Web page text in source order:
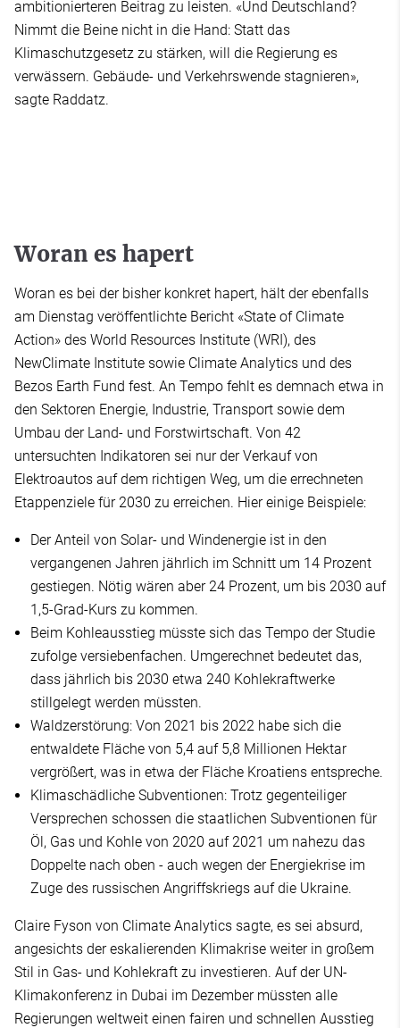
ambitionierteren Beitrag zu leisten. «Und Deutschland?
Nimmt die Beine nicht in die Hand: Statt das
Klimaschutzgesetz zu stärken, will die Regierung es
verwässern. Gebäude- und Verkehrswende stagnieren»,
sagte Raddatz.
Woran es hapert
Woran es bei der bisher konkret hapert, hält der ebenfalls
am Dienstag veröffentlichte Bericht «State of Climate
Action» des World Resources Institute (WRI), des
NewClimate Institute sowie Climate Analytics und des
Bezos Earth Fund fest. An Tempo fehlt es demnach etwa in
den Sektoren Energie, Industrie, Transport sowie dem
Umbau der Land- und Forstwirtschaft. Von 42
untersuchten Indikatoren sei nur der Verkauf von
Elektroautos auf dem richtigen Weg, um die errechneten
Etappenziele für 2030 zu erreichen. Hier einige Beispiele:
Der Anteil von Solar- und Windenergie ist in den
vergangenen Jahren jährlich im Schnitt um 14 Prozent
gestiegen. Nötig wären aber 24 Prozent, um bis 2030 auf
1,5-Grad-Kurs zu kommen.
Beim Kohleausstieg müsste sich das Tempo der Studie
zufolge versiebenfachen. Umgerechnet bedeutet das,
dass jährlich bis 2030 etwa 240 Kohlekraftwerke
stillgelegt werden müssten.
Waldzerstörung: Von 2021 bis 2022 habe sich die
entwaldete Fläche von 5,4 auf 5,8 Millionen Hektar
vergrößert, was in etwa der Fläche Kroatiens entspreche.
Klimaschädliche Subventionen: Trotz gegenteiliger
Versprechen schossen die staatlichen Subventionen für
Öl, Gas und Kohle von 2020 auf 2021 um nahezu das
Doppelte nach oben - auch wegen der Energiekrise im
Zuge des russischen Angriffskriegs auf die Ukraine.
Claire Fyson von Climate Analytics sagte, es sei absurd,
angesichts der eskalierenden Klimakrise weiter in großem
Stil in Gas- und Kohlekraft zu investieren. Auf der UN-
Klimakonferenz in Dubai im Dezember müssten alle
Regierungen weltweit einen fairen und schnellen Ausstieg